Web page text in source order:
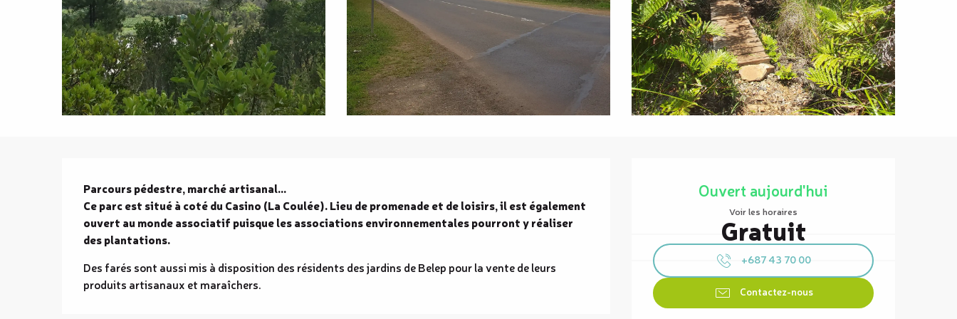
Ouverture et coordonnées
Ouvert aujourd'hui
Voir les horaires
Gratuit
+687 43 70 00
Contactez-nous
Description
Parcours pédestre, marché artisanal...
Ce parc est situé à coté du Casino (La Coulée). Lieu de promenade et de loisirs, il est également
ouvert au monde associatif puisque les associations environnementales pourront y réaliser
des plantations.
Des farés sont aussi mis à disposition des résidents des jardins de Belep pour la vente de leurs
produits artisanaux et maraîchers.